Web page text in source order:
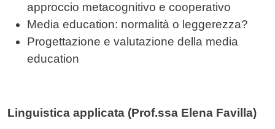
approccio metacognitivo e cooperativo
Media education: normalità o leggerezza?
Progettazione e valutazione della media
education
Linguistica applicata (Prof.ssa Elena Favilla)